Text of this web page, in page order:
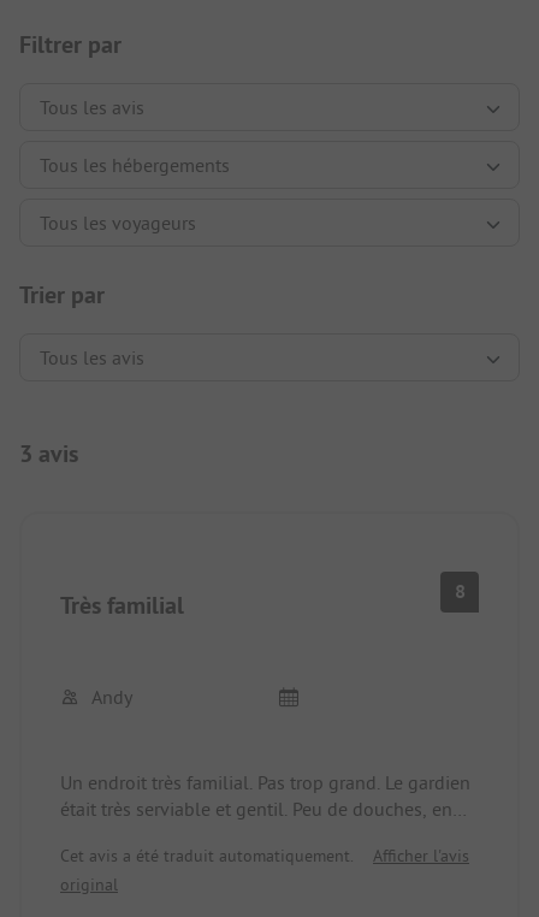
Filtrer par
Trier par
3 avis
Très familial 8
Andy
Un endroit très familial. Pas trop grand. Le gardien
était très serviable et gentil. Peu de douches, en
campeurs permanents. WLAN stable.
Cet avis a été traduit automatiquement.
Afficher l'avis
original